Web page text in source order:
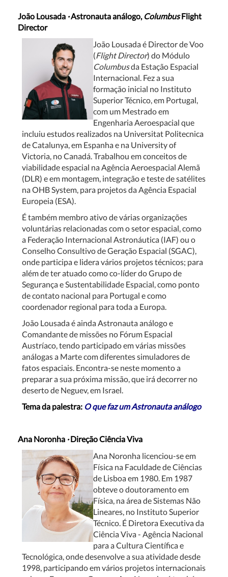
João Lousada ·Astronauta análogo, ColumbusFlight
Director
João Lousada é Director de Voo
(Flight Director) do Módulo
Columbusda Estação Espacial
Internacional. Fez a sua
formação inicial no Instituto
Superior Técnico, em Portugal,
com um Mestrado em
Engenharia Aeroespacial que
incluiu estudos realizados na Universitat Politecnica
de Catalunya, em Espanha e na University of
Victoria, no Canadá. Trabalhou em conceitos de
viabilidade espacial na Agência Aeroespacial Alemã
(DLR) e em montagem, integração e teste de satélites
na OHB System, para projetos da Agência Espacial
Europeia (ESA).
É também membro ativo de várias organizações
voluntárias relacionadas com o setor espacial, como
a Federação Internacional Astronáutica (IAF) ou o
Conselho Consultivo de Geração Espacial (SGAC),
onde participa e lidera vários projetos técnicos; para
além de ter atuado como co-líder do Grupo de
Segurança e Sustentabilidade Espacial, como ponto
de contato nacional para Portugal e como
coordenador regional para toda a Europa.
João Lousada é ainda Astronauta análogo e
Comandante de missões no Fórum Espacial
Austríaco, tendo participado em várias missões
análogas a Marte com diferentes simuladores de
fatos espaciais. Encontra-se neste momento a
preparar a sua próxima missão, que irá decorrer no
deserto de Neguev, em Israel.
Tema da palestra: O que faz um Astronauta análogo
Ana Noronha · Direção Ciência Viva
Ana Noronha licenciou-se em
Física na Faculdade de Ciências
de Lisboa em 1980. Em 1987
obteve o doutoramento em
Física, na área de Sistemas Não
Lineares, no Instituto Superior
Técnico. É Diretora Executiva da
Ciência Viva - Agência Nacional
para a Cultura Científica e
Tecnológica, onde desenvolve a sua atividade desde
1998, participando em vários projetos internacionais